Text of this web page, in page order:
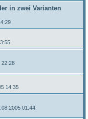
in zwei Varianten
22:28
14:35
01:44